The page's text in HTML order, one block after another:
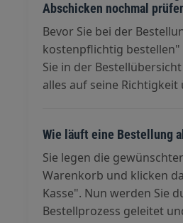
Abschicken nochmal
Bevor Sie bei der
kostenpflichtig
Sie in der
alles auf seine
Wie läuft eine Bestellung
Sie legen die
Warenkorb und klicken
Kasse". Nun werden Sie
Bestellprozess geleitet